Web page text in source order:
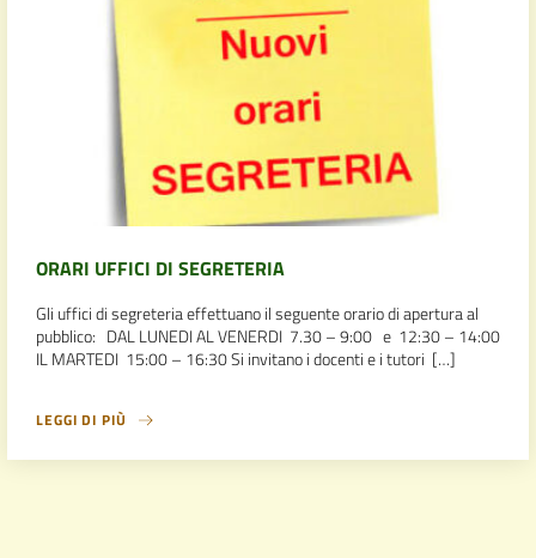
ORARI UFFICI DI SEGRETERIA
Gli uffici di segreteria effettuano il seguente orario di apertura al
pubblico: DAL LUNEDI AL VENERDI 7.30 – 9:00 e 12:30 – 14:00
IL MARTEDI 15:00 – 16:30 Si invitano i docenti e i tutori […]
LEGGI DI PIÙ